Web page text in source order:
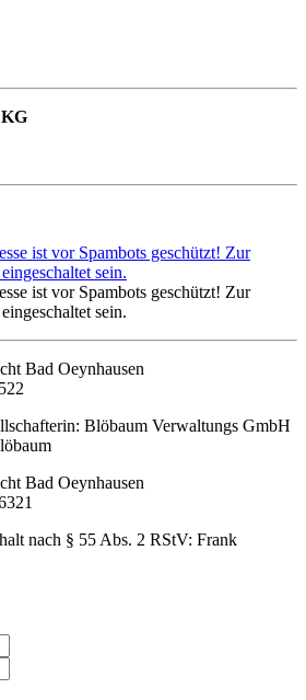
ist vor Spambots geschützt! Zur
sein.
ist vor Spambots geschützt! Zur
sein.
Bad Oeynhausen
Blöbaum Verwaltungs GmbH
Bad Oeynhausen
nach § 55 Abs. 2 RStV: Frank